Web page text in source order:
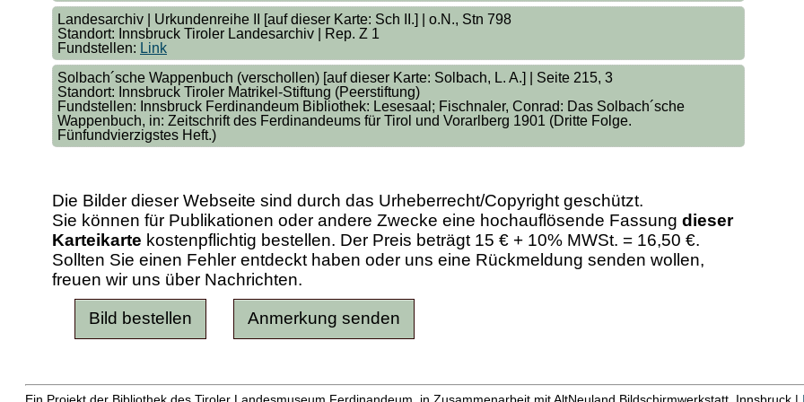
Landesarchiv | Urkundenreihe II [auf dieser Karte: Sch II.] | o.N., Stn 798
Standort: Innsbruck Tiroler Landesarchiv | Rep. Z 1
Fundstellen: Link
Solbach´sche Wappenbuch (verschollen) [auf dieser Karte: Solbach, L. A.] | Seite 215, 3
Standort: Innsbruck Tiroler Matrikel-Stiftung (Peerstiftung)
Fundstellen: Innsbruck Ferdinandeum Bibliothek: Lesesaal; Fischnaler, Conrad: Das Solbach´sche
Wappenbuch, in: Zeitschrift des Ferdinandeums für Tirol und Vorarlberg 1901 (Dritte Folge.
Fünfundvierzigstes Heft.)
Die Bilder dieser Webseite sind durch das Urheberrecht/Copyright geschützt.
Sie können für Publikationen oder andere Zwecke eine hochauflösende Fassung dieser
Karteikarte kostenpflichtig bestellen. Der Preis beträgt 15 € + 10% MWSt. = 16,50 €.
Sollten Sie einen Fehler entdeckt haben oder uns eine Rückmeldung senden wollen,
freuen wir uns über Nachrichten.